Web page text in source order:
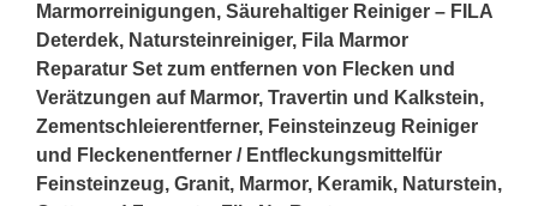
Marmorreinigungen, Säurehaltiger Reiniger – FILA
Deterdek, Natursteinreiniger, Fila Marmor
Reparatur Set zum entfernen von Flecken und
Verätzungen auf Marmor, Travertin und Kalkstein,
Zementschleierentferner, Feinsteinzeug Reiniger
und Fleckenentferner / Entfleckungsmittelfür
Feinsteinzeug, Granit, Marmor, Keramik, Naturstein,